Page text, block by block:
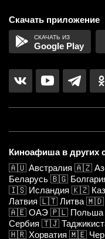
Скачать приложение
Google Play
Киноафиша в других
🇦🇺 Австралия 🇦🇿
Беларусь 🇧🇬
🇮🇸 Исландия 🇰🇿
Латвия 🇱🇹 Литва 🇲🇩
🇦🇪 ОАЭ 🇵🇱 Польша
Сербия 🇹🇯
🇭🇷 Хорватия 🇲🇪